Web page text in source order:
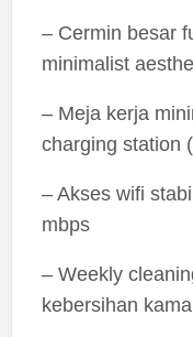
– Cermin besar
minimalist
– Meja kerja
charging station
– Akses wifi
mbps
– Weekly
kebersihan